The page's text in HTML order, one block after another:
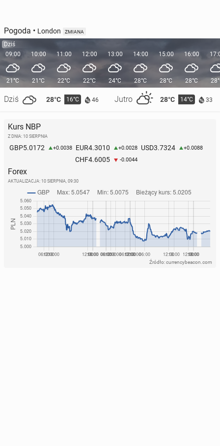
Pogoda • London ZMIANA
Dziś
09:00
21°C
Dziś 28°C 16°C 46 Jutro 28°C 14°C 33
10:00
21°C
11:00
22°C
12:00
22°C
13:00
24°C
14:00
28°C
15:00
28°C
16:00
28°C
Kurs NBP
Z DNIA: 10 SIERPNIA
GBP5.0172 +0.0038 EUR4.3010 +0.0028 USD3.7324 +0.0088
CHF4.6005 -0.0044
Forex
AKTUALIZACJA: 10 SIERPNIA, 09:30
Źródło: currencybeacon.com